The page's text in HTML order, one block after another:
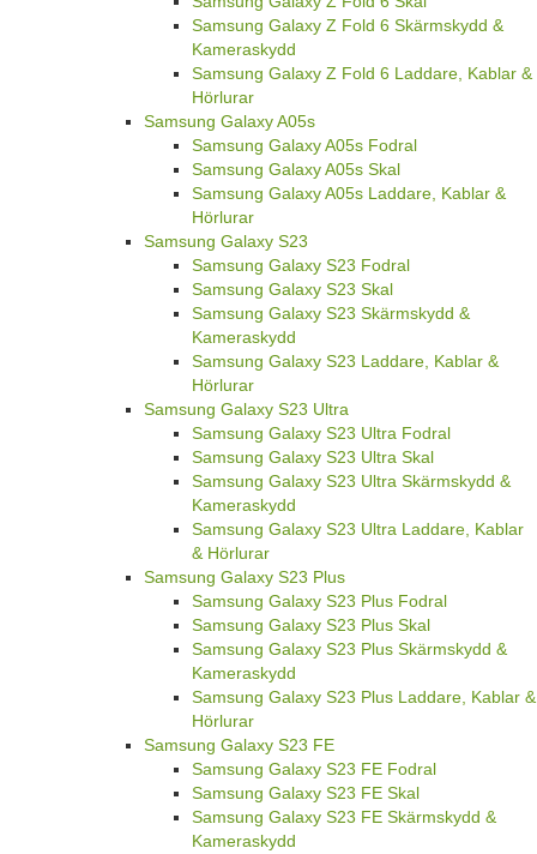
Samsung Galaxy Z Fold 6 Skärmskydd &
Kameraskydd
Samsung Galaxy Z Fold 6 Laddare, Kablar &
Hörlurar
Samsung Galaxy A05s
Samsung Galaxy A05s Fodral
Samsung Galaxy A05s Skal
Samsung Galaxy A05s Laddare, Kablar &
Hörlurar
Samsung Galaxy S23
Samsung Galaxy S23 Fodral
Samsung Galaxy S23 Skal
Samsung Galaxy S23 Skärmskydd &
Kameraskydd
Samsung Galaxy S23 Laddare, Kablar &
Hörlurar
Samsung Galaxy S23 Ultra
Samsung Galaxy S23 Ultra Fodral
Samsung Galaxy S23 Ultra Skal
Samsung Galaxy S23 Ultra Skärmskydd &
Kameraskydd
Samsung Galaxy S23 Ultra Laddare, Kablar
& Hörlurar
Samsung Galaxy S23 Plus
Samsung Galaxy S23 Plus Fodral
Samsung Galaxy S23 Plus Skal
Samsung Galaxy S23 Plus Skärmskydd &
Kameraskydd
Samsung Galaxy S23 Plus Laddare, Kablar &
Hörlurar
Samsung Galaxy S23 FE
Samsung Galaxy S23 FE Fodral
Samsung Galaxy S23 FE Skal
Samsung Galaxy S23 FE Skärmskydd &
Kameraskydd